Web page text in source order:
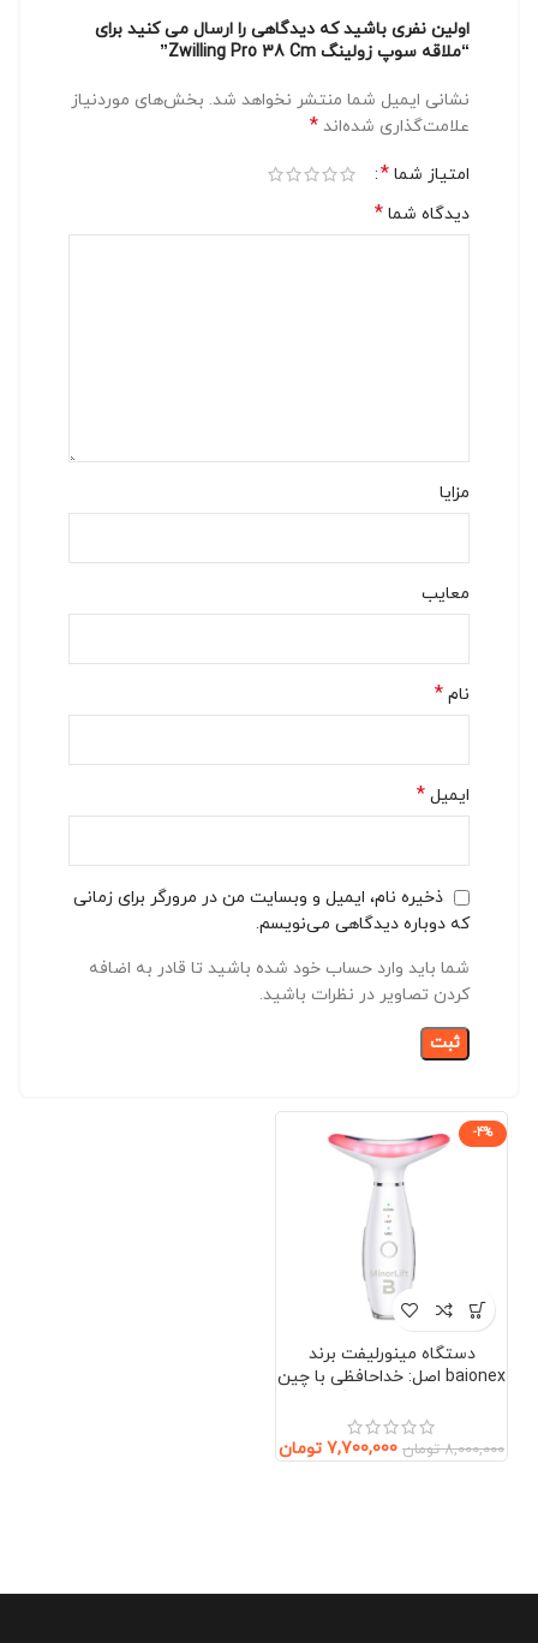
اولین نفری باشید که دیدگاهی را ارسال می کنید برای
“ملاقه سوپ زولینگ Zwilling Pro 38 Cm”
نشانی ایمیل شما منتشر نخواهد شد. بخش‌های موردنیاز
علامت‌گذاری شده‌اند *
امتیاز شما *
دیدگاه شما *
مزایا
معایب
نام *
ایمیل *
ذخیره نام، ایمیل و وبسایت من در مرورگر برای زمانی
که دوباره دیدگاهی می‌نویسم.
شما باید وارد حساب خود شده باشید تا قادر به اضافه
کردن تصاویر در نظرات باشید.
-4%
دستگاه مینورلیفت برند
baionex اصل: خداحافظی با چین
گردن)
8,000,000 تومان 7,700,000 تومان